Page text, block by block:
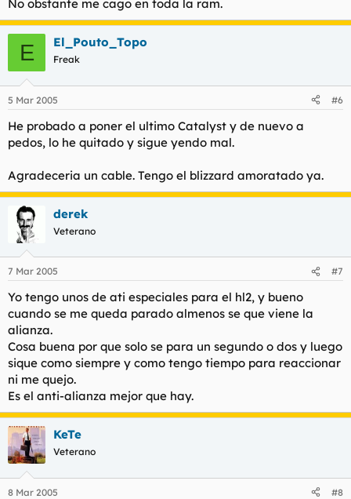
No obstante me cago en toda la ram.
E El_Pouto_Topo
Freak
5 Mar 2005 #6
He probado a poner el ultimo Catalyst y de nuevo a
pedos, lo he quitado y sigue yendo mal.
Agradeceria un cable. Tengo el blizzard amoratado ya.
derek
Veterano
7 Mar 2005 #7
Yo tengo unos de ati especiales para el hl2, y bueno
cuando se me queda parado almenos se que viene la
alianza.
Cosa buena por que solo se para un segundo o dos y luego
sique como siempre y como tengo tiempo para reaccionar
ni me quejo.
Es el anti-alianza mejor que hay.
KeTe
Veterano
8 Mar 2005 #8